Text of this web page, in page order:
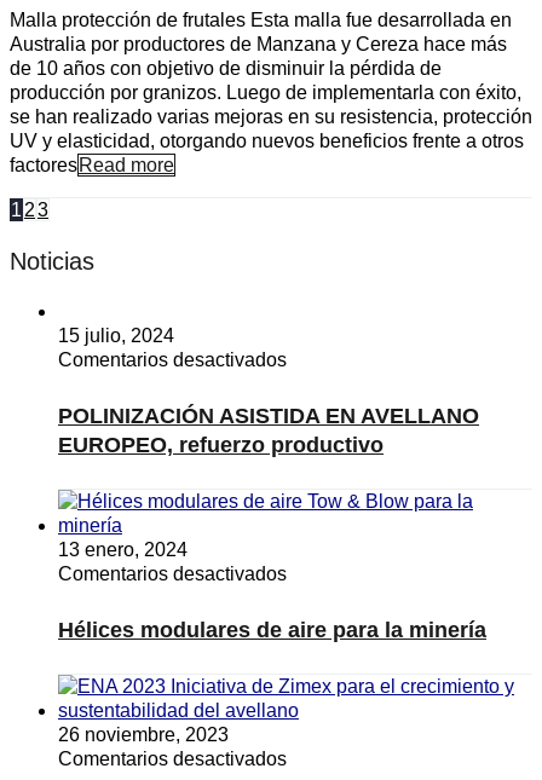
Malla protección de frutales Esta malla fue desarrollada en
Australia por productores de Manzana y Cereza hace más
de 10 años con objetivo de disminuir la pérdida de
producción por granizos. Luego de implementarla con éxito,
se han realizado varias mejoras en su resistencia, protección
UV y elasticidad, otorgando nuevos beneficios frente a otros
factoresRead more
1 23
Noticias
15 julio, 2024
Comentarios desactivadosen
ASISTIDA
EN
AVELLANO
refuerzo
POLINIZACIÓN ASISTIDA EN AVELLANO
EUROPEO, refuerzo productivo
13 enero, 2024
Comentarios desactivadosen
modulares
de
para
la
Hélices modulares de aire para la minería
26 noviembre, 2023
Comentarios desactivadosen